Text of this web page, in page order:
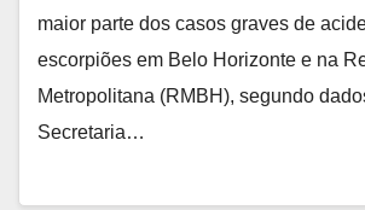
maior parte dos casos graves de
escorpiões em Belo Horizonte e na
Metropolitana (RMBH), segundo
Secretaria…